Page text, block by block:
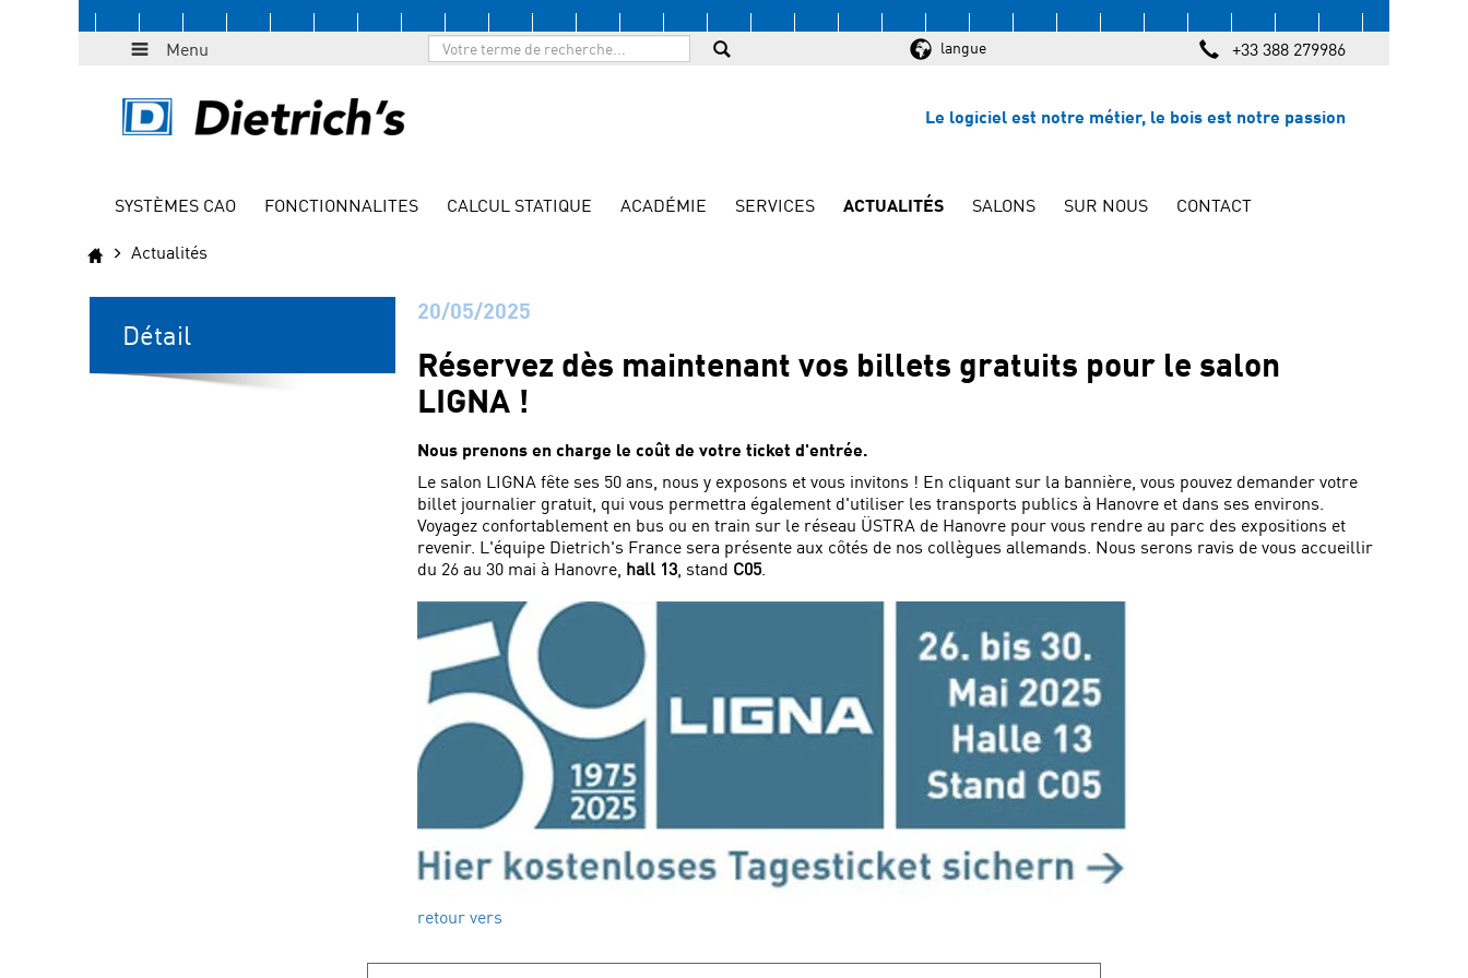
Menu langue +33 388 279986
Le logiciel est notre métier, le bois est notre passion
SYSTÈMES CAO FONCTIONNALITES CALCUL STATIQUE ACADÉMIE SERVICES ACTUALITÉS SALONS SUR NOUS CONTACT
Actualités
Détail
20/05/2025
Réservez dès maintenant vos billets gratuits pour le salon
LIGNA !
Nous prenons en charge le coût de votre ticket d'entrée.
Le salon LIGNA fête ses 50 ans, nous y exposons et vous invitons ! En cliquant sur la bannière, vous pouvez demander votre
billet journalier gratuit, qui vous permettra également d'utiliser les transports publics à Hanovre et dans ses environs.
Voyagez confortablement en bus ou en train sur le réseau ÜSTRA de Hanovre pour vous rendre au parc des expositions et
revenir. L'équipe Dietrich's France sera présente aux côtés de nos collègues allemands. Nous serons ravis de vous accueillir
du 26 au 30 mai à Hanovre, hall 13, stand C05.
retour vers